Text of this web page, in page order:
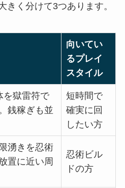
きく分けて3つあります。
向いてい
るプレイ
スタイル
を獄雷符で
銭稼ぎも並
短時間で
確実に回
したい方
湧きを忍術
置に近い周
忍術ビル
ドの方